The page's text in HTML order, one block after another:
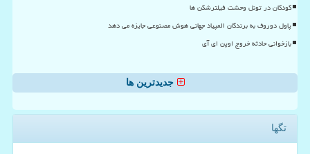
کودکان در تونل وحشت فیلترشکن ها
پاول دوروف به برندگان المپیاد جهانی هوش مصنوعی جایزه می دهد
بازخوانی حادثه خروج اوپن ای آی
جدیدترین ها
تگها